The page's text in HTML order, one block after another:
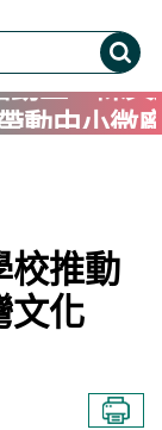
頁
旅高中校
動土 陳
動中小
瓊斯盃白
導體為
展開 逾
霧臺灣協
庫重生
高中校
校推動
文化